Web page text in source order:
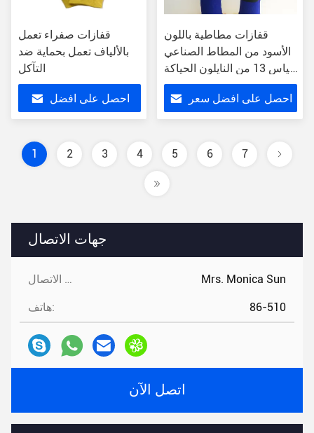
جهات الاتصال
جهات الاتصال: Mrs. Monica Sun
هاتف: 86-510
اتصل الآن
قفازات صفراء تعمل
بالألياف تعمل بحماية ضد
التآكل
احصل على افضل
قفازات مطاطية باللون
الأسود من المطاط الصناعي
قياس 13 من النايلون الحياكة
بطانة ناعمة
احصل على افضل سعر
1 2 3 4 5 6 7